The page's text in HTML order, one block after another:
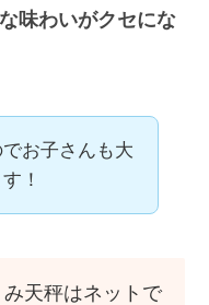
味わいがクセにな
お子さんも大
！
天秤はネットで